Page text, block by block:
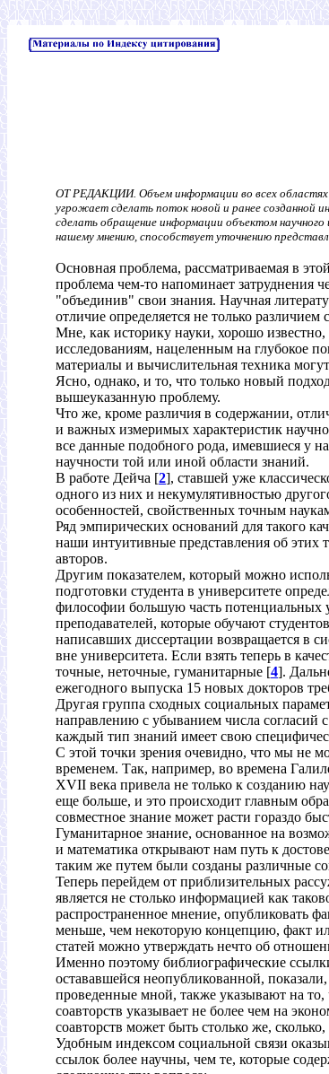
ОТ РЕДАКЦИИ. Объем информации во всех областях
угрожает сделать поток новой и ранее созданной
сделать обращение информации объектом научного
нашему мнению, способствует уточнению
Основная проблема, рассматриваемая в
проблема чем-то напоминает затруднения
"объединив" свои знания. Научная
отличие определяется не только
Мне, как историку науки, хорошо
исследованиям, нацеленным на глубокое
материалы и вычислительная техника
Ясно, однако, и то, что только новый
вышеуказанную проблему.
Что же, кроме различия в содержании,
и важных измеримых характеристик
все данные подобного рода, имевшиеся у
научности той или иной области знаний.
В работе Дейча [2], ставшей уже
одного из них и некумулятивностью
особенностей, свойственных точным
Ряд эмпирических оснований для такого
наши интуитивные представления об этих
авторов.
Другим показателем, который можно
подготовки студента в университете
философии большую часть потенциальных
преподавателей, которые обучают
написавших диссертации возвращается в
вне университета. Если взять теперь в
точные, неточные, гуманитарные [4].
ежегодного выпуска 15 новых докторов
Другая группа сходных социальных
направлению с убыванием числа согласий
каждый тип знаний имеет свою
С этой точки зрения очевидно, что мы не
временем. Так, например, во времена
ХVII века привела не только к созданию
еще больше, и это происходит главным
совместное знание может расти гораздо
Гуманитарное знание, основанное на
и математика открывают нам путь к
таким же путем были созданы различные
Теперь перейдем от приблизительных
является не столько информацией как
распространенное мнение, опубликовать
меньше, чем некоторую концепцию, факт
статей можно утверждать нечто об
Именно поэтому библиографические
остававшейся неопубликованной,
проведенные мной, также указывают на то,
соавторств указывает не более чем на
соавторств может быть столько же,
Удобным индексом социальной связи
ссылок более научны, чем те, которые